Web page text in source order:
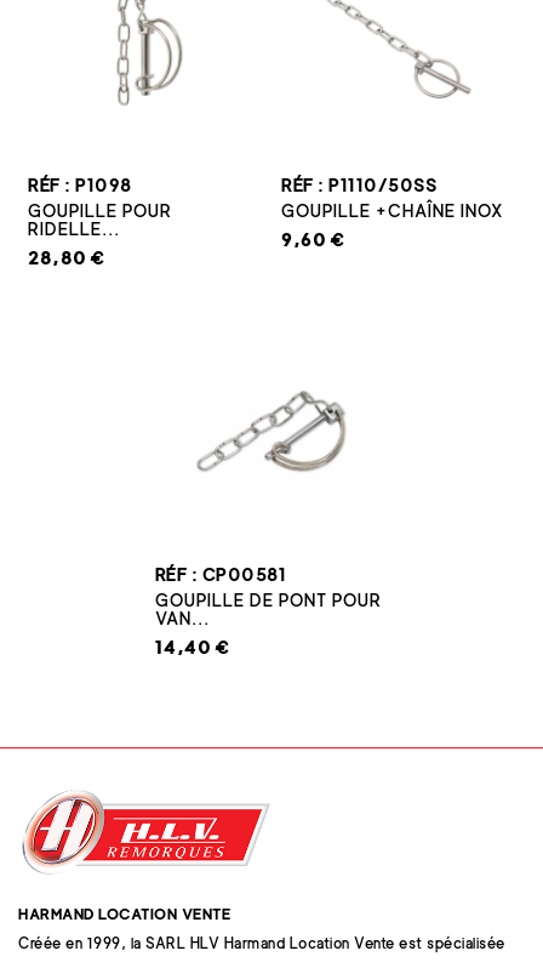
RÉF : P1098
GOUPILLE POUR
RIDELLE...
28,80 €
RÉF : P1110/50SS
GOUPILLE +CHAÎNE INOX
9,60 €
RÉF : CP00581
GOUPILLE DE PONT POUR
VAN...
14,40 €
HARMAND LOCATION VENTE
Créée en 1999, la SARL HLV Harmand Location Vente est spécialisée